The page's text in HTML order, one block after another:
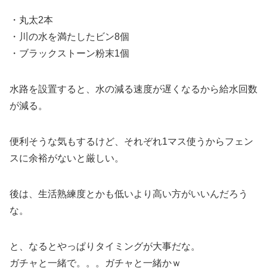
・丸太2本
・川の水を満たしたビン8個
・ブラックストーン粉末1個
水路を設置すると、水の減る速度が遅くなるから給水回数
が減る。
便利そうな気もするけど、それぞれ1マス使うからフェン
スに余裕がないと厳しい。
後は、生活熟練度とかも低いより高い方がいいんだろう
な。
と、なるとやっぱりタイミングが大事だな。
ガチャと一緒で。。。ガチャと一緒かｗ